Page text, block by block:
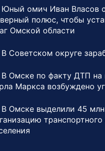
Юный омич Иван Власов
полюс, чтобы
Омской области
В Советском округе
В Омске по факту ДТП на
Маркса возбуждено
В Омске выделили 45 млн